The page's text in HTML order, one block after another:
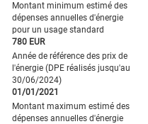
Montant minimum estimé des
dépenses annuelles d'énergie
pour un usage standard
780 EUR
Année de référence des prix de
l'énergie (DPE réalisés jusqu'au
30/06/2024)
01/01/2021
Montant maximum estimé des
dépenses annuelles d'énergie